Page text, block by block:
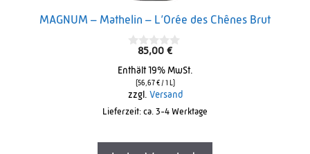
MAGNUM – Mathelin – L’Orée des Chênes Brut
o
u
o
5
85,00 €
Enthält 19% MwSt.
56,67 € / 1 L)
zzgl. Versand
Lieferzeit: ca. 3-4 Werktage